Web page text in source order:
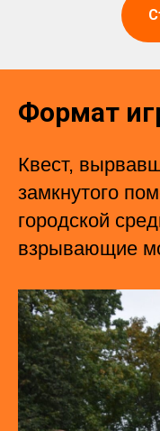
Формат
Квест,
замкнутого
городской
взрывающие